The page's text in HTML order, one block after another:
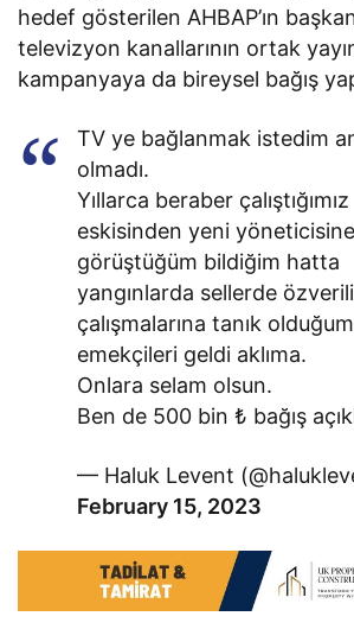
hedef gösterilen AHBAP’ın
televizyon kanallarının ortak
kampanyaya da bireysel bağış
TV ye bağlanmak istedim
olmadı.
Yıllarca beraber çalıştığımız
eskisinden yeni
görüştüğüm bildiğim hatta
yangınlarda sellerde özverili
çalışmalarına tanık
emekçileri geldi aklıma.
Onlara selam olsun.
Ben de 500 bin ₺ bağış
— Haluk Levent
February 15, 2023